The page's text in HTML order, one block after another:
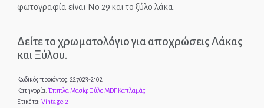
ΝΤΥΜΕΝΑ ΚΑΙ
φωτογραφία είναι Νο 29 και το ξύλο λάκα.
Δείτε το χρωματολόγιο για αποχρώσεις Λάκας
και Ξύλου.
Κωδικός προϊόντος: 227023-2102
Κατηγορία: Έπιπλα Μασίφ Ξύλο MDF Καπλαμάς
Ετικέτα: Vintage-2